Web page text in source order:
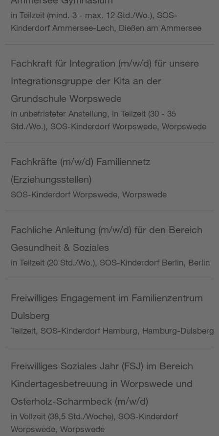
in Teilzeit (mind. 3 - max. 12 Std./Wo.), SOS-
Kinderdorf Ammersee-Lech, Dießen am Ammersee
Fachkraft für Integration (m/w/d) für unsere
Integrationsgruppe der Kita an der
Grundschule Worpswede
in unbefristeter Anstellung, in Teilzeit (30 - 35
Std./Wo.), SOS-Kinderdorf Worpswede, Worpswede
Fachkräfte (m/w/d) Familiennetz
(Erziehungsstellen)
SOS-Kinderdorf Worpswede, Worpswede
Fachliche Anleitung (m/w/d) für den Bereich
Gesundheit & Soziales
in Teilzeit (20 Std./Wo.), SOS-Kinderdorf Berlin, Berlin
Freiwilliges Engagement im Familienzentrum
Dulsberg
Teilzeit, SOS-Kinderdorf Hamburg, Hamburg-Dulsberg
Freiwilliges Soziales Jahr (FSJ) im Bereich
Kindertagesbetreuung in Worpswede und
Osterholz-Scharmbeck (m/w/d)
in Vollzeit (38,5 Std./Woche), SOS-Kinderdorf
Worpswede, Worpswede